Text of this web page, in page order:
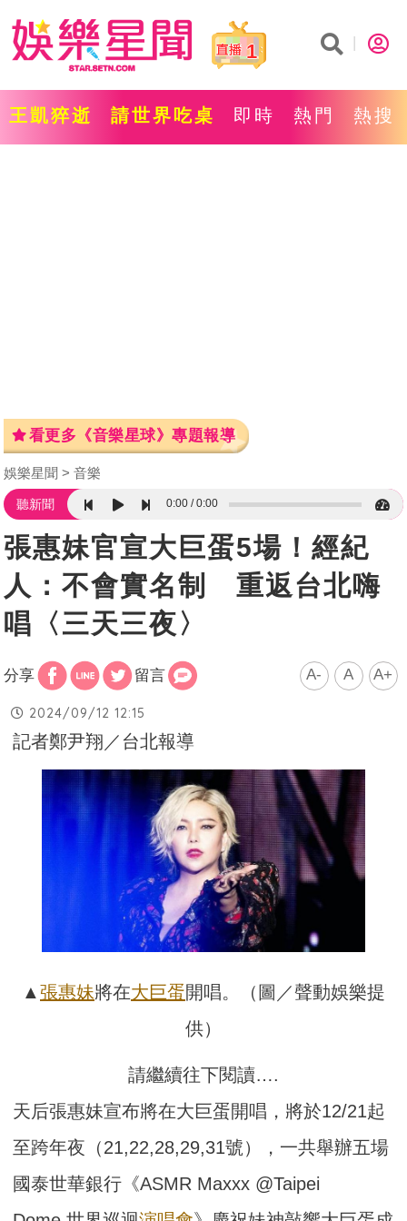
1
王凱猝逝 請世界吃桌 即時 熱門 熱搜
看更多《音樂星球》專題報導
娛樂星聞 音樂
聽新聞 0:00 0:00
張惠妹官宣大巨蛋5場！經紀
人：不會實名制 重返台北嗨
唱〈三天三夜〉
分享 留言 A- A A+
2024/09/12 12:15
記者鄭尹翔／台北報導
▲ 張惠妹將在大巨蛋開唱。（圖／聲動娛樂提
供）
請繼續往下閱讀….
天后張惠妹宣布將在大巨蛋開唱，將於12/21起
至跨年夜（21,22,28,29,31號）， 一共舉辦五場
國泰世華銀行《ASMR Maxxx @Taipei